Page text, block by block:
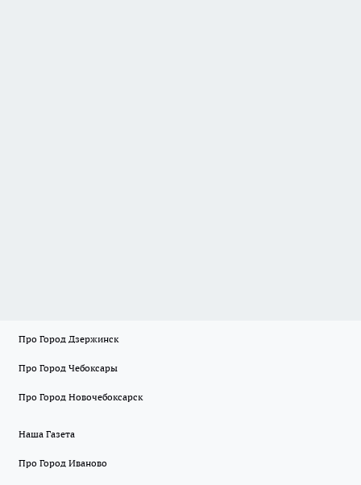
Про Город Дзержинск
Про Город Чебоксары
Про Город Новочебоксарск
Наша Газета
Про Город Иваново